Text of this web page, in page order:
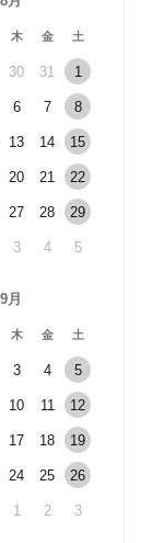
木 金 土
30 31 1
6 7 8
13 14 15
20 21 22
27 28 29
3 4 5
月
木 金 土
3 4 5
10 11 12
17 18 19
24 25 26
1 2 3